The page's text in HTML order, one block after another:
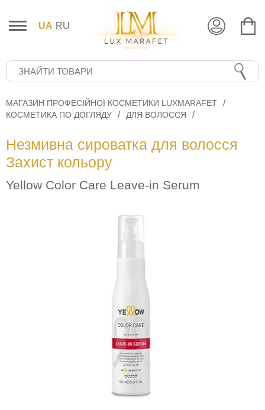
UA RU
МАГАЗИН ПРОФЕСІЙНОЇ КОСМЕТИКИ LUXMARAFET
КОСМЕТИКА ПО ДОГЛЯДУ
ДЛЯ ВОЛОССЯ
Незмивна сироватка для волосся
Захист кольору
Yellow Color Care Leave-in Serum